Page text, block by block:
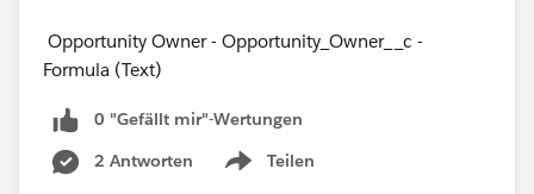
Opportunity Owner - Opportunity_Owner__c -
Formula (Text)
0 "Gefällt mir"-Wertungen
2 Antworten
Teilen
Show menu